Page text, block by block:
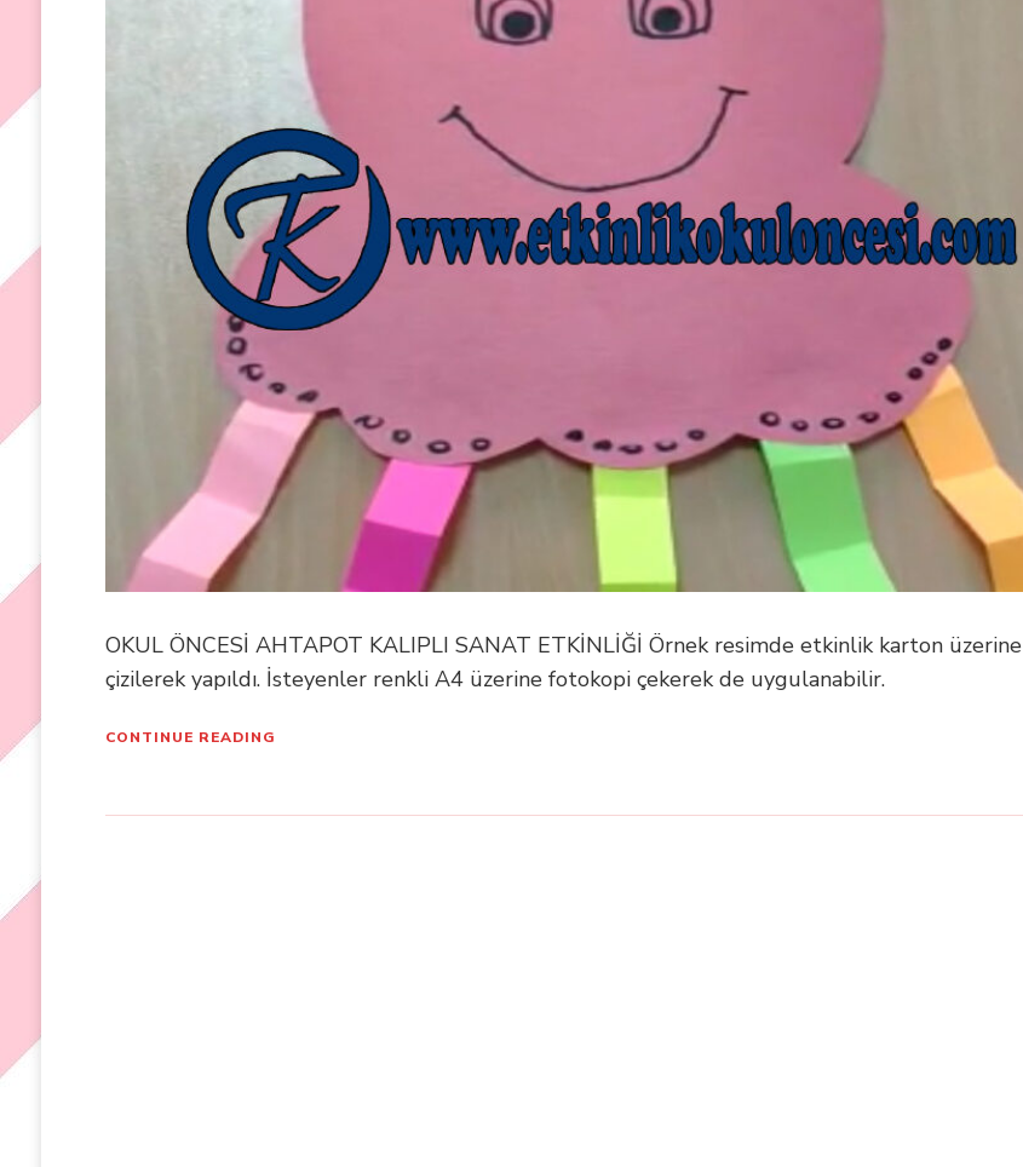
OKUL ÖNCESİ AHTAPOT KALIPLI SANAT ETKİNLİĞİ Örnek resimde etkinlik karton üzerine
çizilerek yapıldı. İsteyenler renkli A4 üzerine fotokopi çekerek de uygulanabilir.
CONTINUE READING